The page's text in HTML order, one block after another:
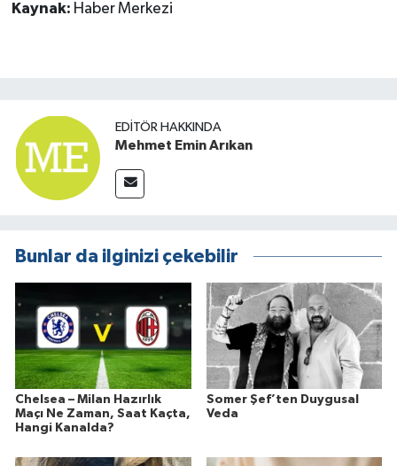
Kaynak: Haber Merkezi
EDITÖR HAKKINDA
Mehmet Emin Arıkan
Bunlar da ilginizi çekebilir
Chelsea – Milan Hazırlık
Maçı Ne Zaman, Saat Kaçta,
Hangi Kanalda?
Somer Şef’ten Duygusal
Veda